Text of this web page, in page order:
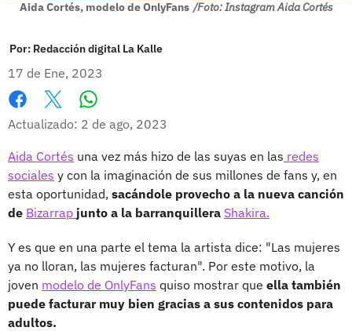
Aida Cortés, modelo de OnlyFans /Foto: Instagram Aida Cortés
Por: Redacción digital La Kalle
17 de Ene, 2023
Facebook
X
Actualizado: 2 de ago, 2023
Aida Cortés una vez más hizo de las suyas en las redes
sociales y con la imaginación de sus millones de fans y, en
esta oportunidad, sacándole provecho a la nueva canción
de Bizarrap junto a la barranquillera Shakira.
Y es que en una parte el tema la artista dice: "Las mujeres
ya no lloran, las mujeres facturan". Por este motivo, la
joven modelo de OnlyFans quiso mostrar que ella también
puede facturar muy bien gracias a sus contenidos para
adultos.